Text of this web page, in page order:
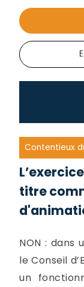
Contentieux
titre
NON : dans
le Conseil
un